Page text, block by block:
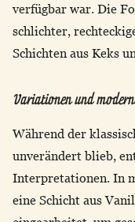
verfügbar war. Die
schlichter,
Schichten aus Keks
Variationen und
Während der
unverändert blieb,
Interpretationen. In
eine Schicht aus